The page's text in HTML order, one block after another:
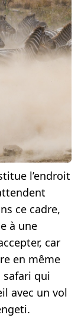
l’endroit
ce cadre,
à une
car
en même
safari qui
avec un vol